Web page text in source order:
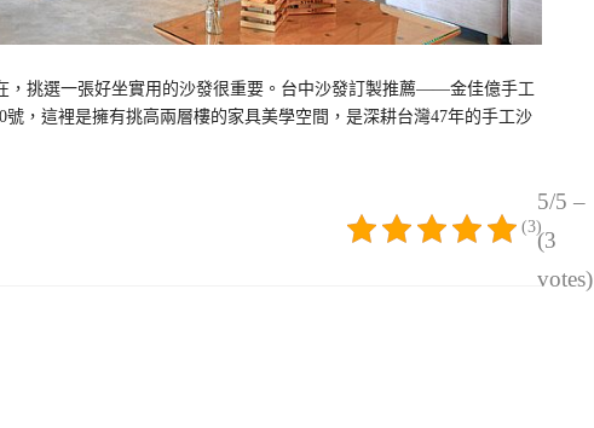
，挑選一張好坐實用的沙發很重要。台中沙發訂製推薦——金佳億手工
，這裡是擁有挑高兩層樓的家具美學空間，是深耕台灣47年的手工沙
5/5 –
(3
votes)
(3)